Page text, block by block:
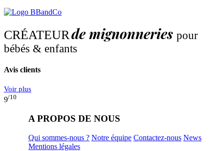
CRÉATEURde mignonneries pour
bébés & enfants
Avis clients
Voir plus
9/10
A PROPOS DE NOUS
Qui sommes-nous ? Notre équipe Contactez-nous News
Mentions légales